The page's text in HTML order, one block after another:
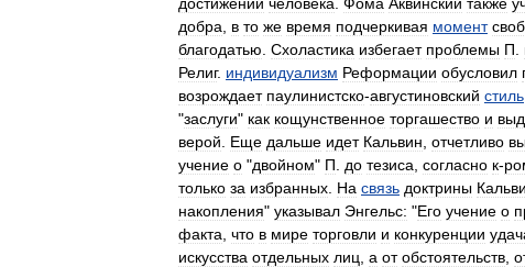
добра
в то же время подчеркивая момент
благодатью Схоластика избегает проблемы П
Религ. индивидуализм Реформации обусловил
возрождает паулинистско-августиновский стиль
"заслуги" как кощунственное торгашество и
верой
Еще дальше идет Кальвин отчетливо
учение о "двойном" П до тезиса согласно к-
только за избранных На связь доктрины
накопления" указывал Энгельс: "Его учение о
факта что в мире торговли и конкуренции
искусства отдельных лиц а от обстоятельств